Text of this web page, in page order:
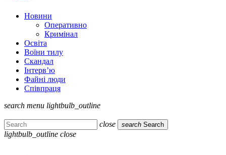
Новини
Оперативно
Кримінал
Освіта
Воїни тилу
Скандал
Інтерв’ю
Файні люди
Співпраця
search menu lightbulb_outline
close search Search
lightbulb_outline close